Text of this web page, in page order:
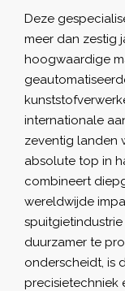
Deze
meer dan zestig
hoogwaardige
internationale
zeventig landen
absolute top in
combineert
wereldwijde
duurzamer te
onderscheidt, is
precisietechniek